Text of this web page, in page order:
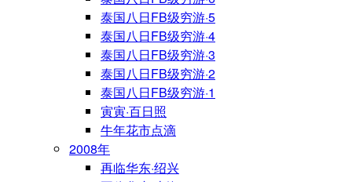
泰国八日FB级穷游·5
泰国八日FB级穷游·4
泰国八日FB级穷游·3
泰国八日FB级穷游·2
泰国八日FB级穷游·1
寅寅·百日照
牛年花市点滴
2008年
再临华东·绍兴